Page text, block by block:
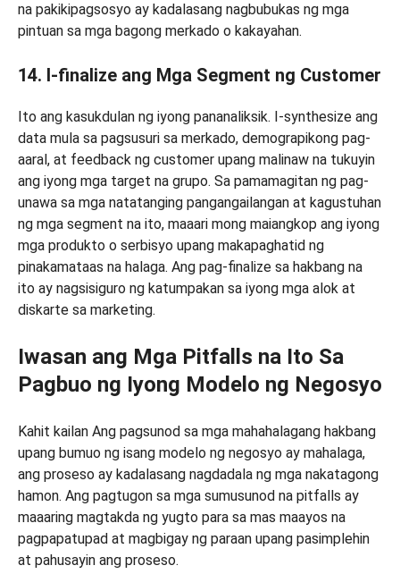
na pakikipagsosyo ay kadalasang nagbubukas ng mga
pintuan sa mga bagong merkado o kakayahan.
14. I-finalize ang Mga Segment ng Customer
Ito ang kasukdulan ng iyong pananaliksik. I-synthesize ang
data mula sa pagsusuri sa merkado, demograpikong pag-
aaral, at feedback ng customer upang malinaw na tukuyin
ang iyong mga target na grupo. Sa pamamagitan ng pag-
unawa sa mga natatanging pangangailangan at kagustuhan
ng mga segment na ito, maaari mong maiangkop ang iyong
mga produkto o serbisyo upang makapaghatid ng
pinakamataas na halaga. Ang pag-finalize sa hakbang na
ito ay nagsisiguro ng katumpakan sa iyong mga alok at
diskarte sa marketing.
Iwasan ang Mga Pitfalls na Ito Sa
Pagbuo ng Iyong Modelo ng Negosyo
Kahit kailan Ang pagsunod sa mga mahahalagang hakbang
upang bumuo ng isang modelo ng negosyo ay mahalaga,
ang proseso ay kadalasang nagdadala ng mga nakatagong
hamon. Ang pagtugon sa mga sumusunod na pitfalls ay
maaaring magtakda ng yugto para sa mas maayos na
pagpapatupad at magbigay ng paraan upang pasimplehin
at pahusayin ang proseso.